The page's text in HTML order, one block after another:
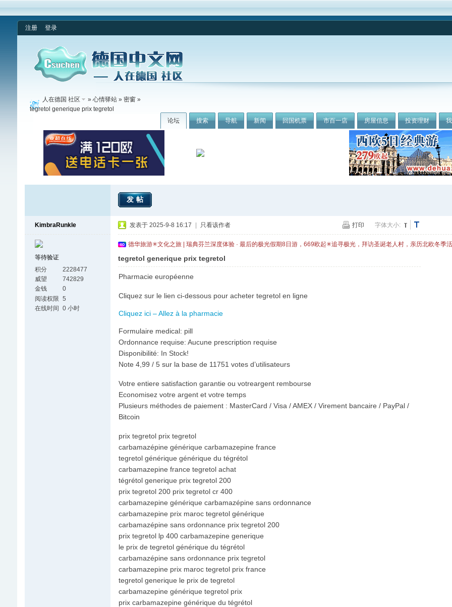
注册 登录
论坛 搜索 导航 新闻 回国机票 市百一店 房屋信息 投资理财
人在德国 社区 » 心情驿站» 密窗»
tegretol generique prix tegretol
发帖
KimbraRunkle
等待验证
积分
2228477
威望
742829
金钱
0
阅读权限 5
在线时间 0 小时
打印 字体大小:
发表于 2025-9-8 16:17 只看该作者
德华旅游✳文化之旅 | 瑞典芬兰深度体验 · 最后的极光假期8日游，669欧起✳追寻极光，拜访圣诞老人村，亲历北欧冬季
tegretol generique prix tegretol
Pharmacie européenne
Cliquez sur le lien ci-dessous pour acheter tegretol en ligne
Cliquez ici – Allez à la pharmacie
Formulaire medical: pill
Ordonnance requise: Aucune prescription requise
Disponibilité: In Stock!
Note 4,99 / 5 sur la base de 11751 votes d’utilisateurs
Votre entiere satisfaction garantie ou votreargent rembourse
Economisez votre argent et votre temps
Plusieurs méthodes de paiement : MasterCard / Visa / AMEX / Virement bancaire / PayPal /
Bitcoin
prix tegretol prix tegretol
carbamazépine générique carbamazepine france
tegretol générique générique du tégrétol
carbamazepine france tegretol achat
tégrétol generique prix tegretol 200
prix tegretol 200 prix tegretol cr 400
carbamazepine générique carbamazépine sans ordonnance
carbamazepine prix maroc tegretol générique
carbamazépine sans ordonnance prix tegretol 200
prix tegretol lp 400 carbamazepine generique
le prix de tegretol générique du tégrétol
carbamazépine sans ordonnance prix tegretol
carbamazepine prix maroc tegretol prix france
tegretol generique le prix de tegretol
carbamazepine générique tegretol prix
prix carbamazepine générique du tégrétol